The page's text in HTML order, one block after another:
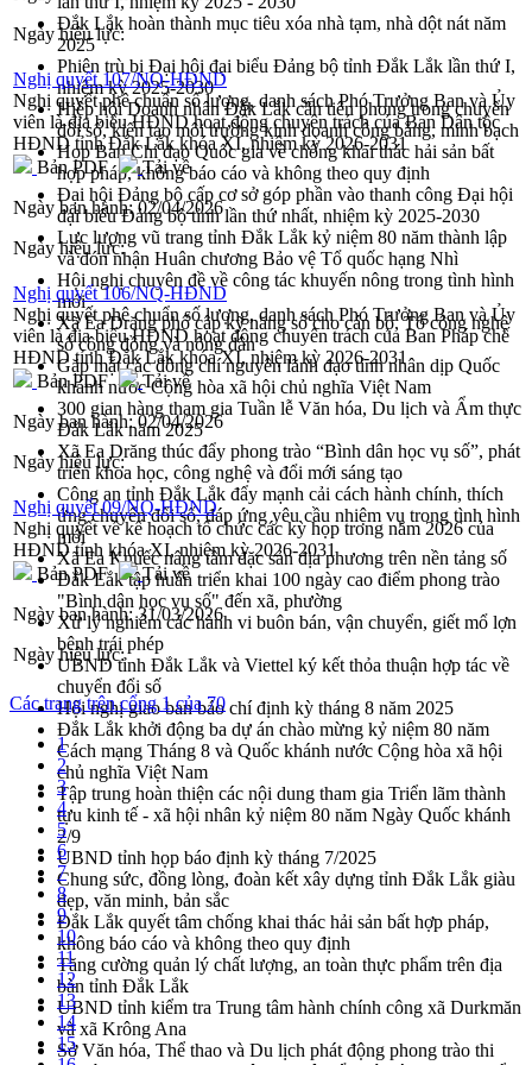
Đắk Lắk hoàn thành mục tiêu xóa nhà tạm, nhà dột nát năm
2025
Phiên trù bị Đại hội đại biểu Đảng bộ tỉnh Đắk Lắk lần thứ I,
nhiệm kỳ 2025-2030
Hiệp hội Doanh nhân Đắk Lắk cần tiên phong trong chuyển
đổi số, kiến tạo môi trường kinh doanh công bằng, minh bạch
Họp Ban Chỉ đạo Quốc gia về chống khai thác hải sản bất
hợp pháp, không báo cáo và không theo quy định
Đại hội Đảng bộ cấp cơ sở góp phần vào thanh công Đại hội
đại biểu Đảng bộ tỉnh lần thứ nhất, nhiệm kỳ 2025-2030
Lực lượng vũ trang tỉnh Đắk Lắk kỷ niệm 80 năm thành lập
và đón nhận Huân chương Bảo vệ Tổ quốc hạng Nhì
Hội nghị chuyên đề về công tác khuyến nông trong tình hình
mới
Xã Ea Drăng phổ cập kỹ năng số cho cán bộ, Tổ công nghệ
số cộng đồng và nông dân
Gặp mặt các đồng chí nguyên lãnh đạo tỉnh nhân dịp Quốc
khánh nước Cộng hòa xã hội chủ nghĩa Việt Nam
300 gian hàng tham gia Tuần lễ Văn hóa, Du lịch và Ẩm thực
Đắk Lắk năm 2025
Xã Ea Drăng thúc đẩy phong trào “Bình dân học vụ số”, phát
triển khoa học, công nghệ và đổi mới sáng tạo
Công an tỉnh Đắk Lắk đẩy mạnh cải cách hành chính, thích
ứng chuyển đổi số, đáp ứng yêu cầu nhiệm vụ trong tình hình
mới
Xã Ea Knuếc nâng tầm đặc sản địa phương trên nền tảng số
Đắk Lắk tập huấn triển khai 100 ngày cao điểm phong trào
"Bình dân học vụ số" đến xã, phường
Xử lý nghiêm các hành vi buôn bán, vận chuyển, giết mổ lợn
bệnh trái phép
UBND tỉnh Đắk Lắk và Viettel ký kết thỏa thuận hợp tác về
chuyển đổi số
Hội nghị giao ban báo chí định kỳ tháng 8 năm 2025
Đắk Lắk khởi động ba dự án chào mừng kỷ niệm 80 năm
Cách mạng Tháng 8 và Quốc khánh nước Cộng hòa xã hội
chủ nghĩa Việt Nam
Tập trung hoàn thiện các nội dung tham gia Triển lãm thành
tựu kinh tế - xã hội nhân kỷ niệm 80 năm Ngày Quốc khánh
2/9
UBND tỉnh họp báo định kỳ tháng 7/2025
Chung sức, đồng lòng, đoàn kết xây dựng tỉnh Đắk Lắk giàu
đẹp, văn minh, bản sắc
Đắk Lắk quyết tâm chống khai thác hải sản bất hợp pháp,
không báo cáo và không theo quy định
Tăng cường quản lý chất lượng, an toàn thực phẩm trên địa
bàn tỉnh Đắk Lắk
UBND tỉnh kiểm tra Trung tâm hành chính công xã Durkmăn
và xã Krông Ana
Sở Văn hóa, Thể thao và Du lịch phát động phong trào thi
Ngày hiệu lực:
Nghị quyết 107/NQ-HĐND
Nghị quyết phê chuẩn số lượng, danh sách Phó Trưởng Ban và Ủy
viên là địa biểu HĐND hoạt động chuyên trách của Ban Dân tộc
HĐND tỉnh Đắk Lắk khóa XI, nhiệm kỳ 2026-2031
Bản PDF
Tải về
Ngày ban hành:02/04/2026
Ngày hiệu lực:
Nghị quyết 106/NQ-HĐND
Nghị quyết phê chuẩn số lượng, danh sách Phó Trưởng Ban và Ủy
viên là địa biểu HĐND hoạt động chuyên trách của Ban Pháp chế
HĐND tỉnh Đắk Lắk khóa XI, nhiệm kỳ 2026-2031
Bản PDF
Tải về
Ngày ban hành:02/04/2026
Ngày hiệu lực:
Nghị quyết 09/NQ-HĐND
Nghị quyết về kế hoạch tổ chức các kỳ họp trong năm 2026 của
HĐND tỉnh khóa XI, nhiệm kỳ 2026-2031
Bản PDF
Tải về
Ngày ban hành:31/03/2026
Ngày hiệu lực:
Các trang trên cổng 1 của 70
1
2
3
4
5
6
7
8
9
10
11
12
13
14
15